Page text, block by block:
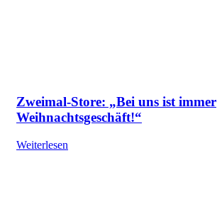
Zweimal-Store: „Bei uns ist immer
Weihnachtsgeschäft!“
Weiterlesen